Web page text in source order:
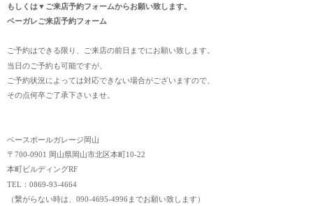
もしくは▼ご来店予約フォームからお願い致します。
ベーガレご来店予約フォーム
ご予約はできる限り、ご来店の前日までにお願い致します。
当日のご予約も可能ですが、
ご予約状況によっては対応できない場合がございますので、
その点何卒ご了承下さいませ。
ベースボールガレージ岡山
〒700-0901 岡山県岡山市北区本町10-22
本町ビルディングRF
TEL：0869-93-4664
（繋がらない時は、090-4695-4996までお願い致します）